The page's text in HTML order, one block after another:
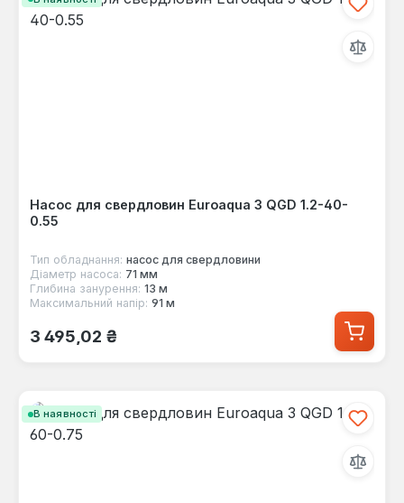
Насос для свердловин Euroaqua 3 QGD 1.2-40-
0.55
Тип обладнання: насос для свердловини
Діаметр насоса: 71 мм
Глибина занурення: 13 м
Максимальний напір: 91 м
Звичайна ціна:
3 495,02 ₴
В наявності